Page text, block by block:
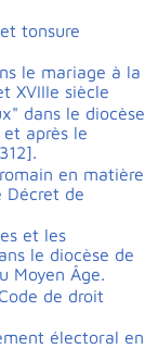
tonsure
le mariage à la
XVIIIe siècle
dans le diocèse
après le
en matière
Décret de
et les
le diocèse de
Moyen Âge.
de droit
électoral en